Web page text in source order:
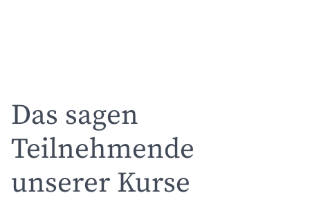
Das sagen
Teilnehmende
unserer Kurse